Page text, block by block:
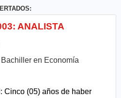
ANALISTA
Bachiller en Economía
Cinco (05) años de haber